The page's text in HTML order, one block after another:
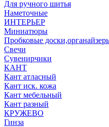
Для ручного шитья
Наметочные
ИНТЕРЬЕР
Миниатюры
Пробковые
Свечи
Сувенирчики
КАНТ
Кант атласный
Кант иск. кожа
Кант мебельный
Кант разный
КРУЖЕВО
Гинза